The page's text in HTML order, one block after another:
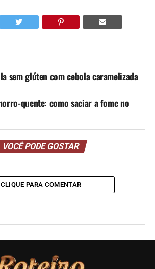
sem glúten com cebola caramelizada
quente: como saciar a fome no
VOCÊ PODE GOSTAR
CLIQUE PARA COMENTAR